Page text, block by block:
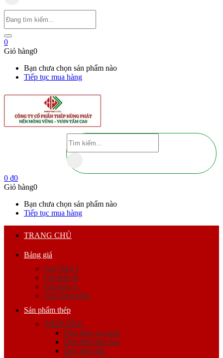
0
Giỏ hàng0
Bạn chưa chọn sản phẩm nào
Tiếp tục mua hàng
0 ₫0
Giỏ hàng0
Bạn chưa chọn sản phẩm nào
Tiếp tục mua hàng
TRANG CHỦ
Bảng giá
Giá Thép I
Giá thép H
Giá thép U
Giá Thép Hộp
Sản phẩm thép
THÉP ỐNG
Ống thép mạ kẽm
Ống thép hàn đen
Ống thép đúc